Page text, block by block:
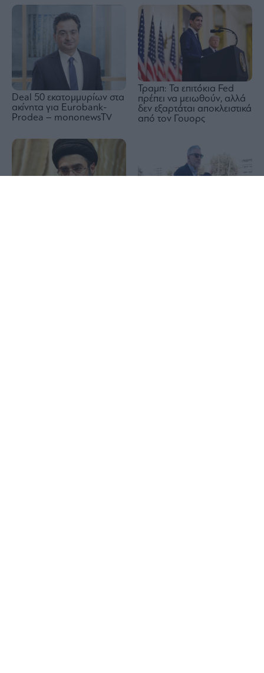
Deal 50 εκατομμυρίων στα
ακίνητα για Eurobank-
Prodea – mononewsTV
Τραμπ: Τα επιτόκια Fed
πρέπει να μειωθούν, αλλά
δεν εξαρτάται αποκλειστικά
από τον Γουορς